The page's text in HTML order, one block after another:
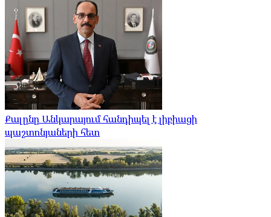
Քալընը Անկարայում հանդիպել է լիբիացի
պաշտոնյաների հետ